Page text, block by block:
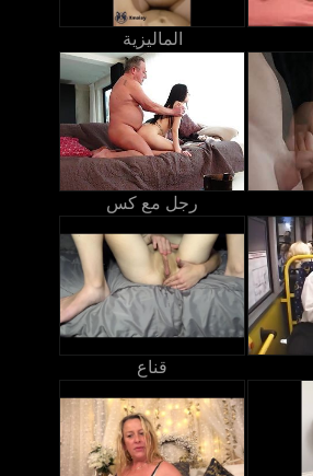
الماليزية
رجل مع كس
قناع